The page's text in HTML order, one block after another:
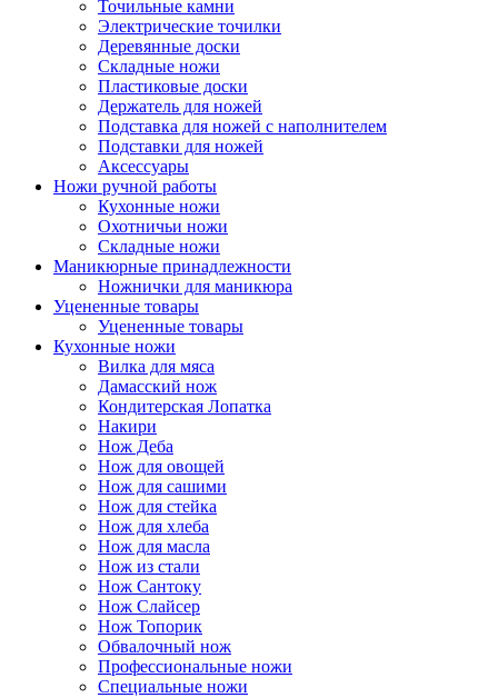
Точильные камни
Электрические точилки
Деревянные доски
Складные ножи
Пластиковые доски
Держатель для ножей
Подставка для ножей с наполнителем
Подставки для ножей
Аксессуары
Ножи ручной работы
Кухонные ножи
Охотничьи ножи
Складные ножи
Маникюрные принадлежности
Ножнички для маникюра
Уцененные товары
Уцененные товары
Кухонные ножи
Вилка для мяса
Дамасский нож
Кондитерская Лопатка
Накири
Нож Деба
Нож для овощей
Нож для сашими
Нож для стейка
Нож для хлеба
Нож для масла
Нож из стали
Нож Сантоку
Нож Слайсер
Нож Топорик
Обвалочный нож
Профессиональные ножи
Специальные ножи